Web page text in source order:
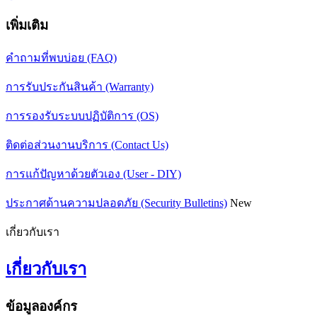
เพิ่มเติม
คำถามที่พบบ่อย (FAQ)
การรับประกันสินค้า (Warranty)
การรองรับระบบปฏิบัติการ (OS)
ติดต่อส่วนงานบริการ (Contact Us)
การแก้ปัญหาด้วยตัวเอง (User - DIY)
ประกาศด้านความปลอดภัย (Security Bulletins) New
เกี่ยวกับเรา
เกี่ยวกับเรา
ข้อมูลองค์กร